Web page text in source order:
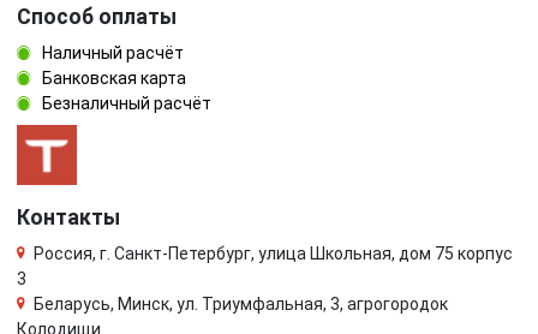
Способ оплаты
Наличный расчёт
Банковская карта
Безналичный расчёт
Контакты
Россия, г. Санкт-Петербург, улица Школьная, дом 75 корпус
3
Беларусь, Минск, ул. Триумфальная, 3, агрогородок
Колодищи